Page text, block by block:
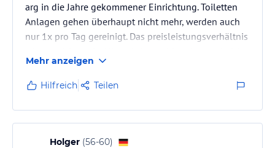
arg in die Jahre gekommener Einrichtung. Toiletten
Anlagen gehen überhaupt nicht mehr, werden auch
nur 1x pro Tag gereinigt. Das preisleistungsverhältnis
investiert. Strom- Gaspauschale Mietwohnwagen
115,50 € für 1 Woche, Endreinigung hat den Namen
nicht verdient da 10 Min gedauert für 66€.
Bei Buchung und Bezahlung von 1 Jahr im Voraus
konnte der gewünschte Mietwohnwagen erst kurz
vor Anreise zugeteilt…
Mehr anzeigen
Hilfreich Teilen
Holger (56-60)